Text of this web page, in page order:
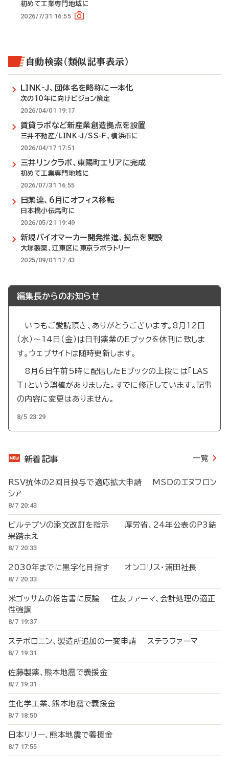
初めて工業専門地域に
2026/7/31 16:55
自動検索（類似記事表示）
LINK-J、団体名を略称に一本化
次の10年に向けビジョン策定
2026/04/01 19:17
賃貸ラボなど新産業創造拠点を設置
三井不動産/LINK-J/SS-F、横浜市に
2026/04/17 17:51
三井リンクラボ、東陽町エリアに完成
初めて工業専門地域に
2026/07/31 16:55
日薬連、6月にオフィス移転
日本橋小伝馬町に
2026/05/21 19:49
新規バイオマーカー開発推進、拠点を開設
大塚製薬、江東区に東京ラボラトリー
2025/09/01 17:43
編集長からのお知らせ
いつもご愛読頂き、ありがとうございます。8月12日
（水）～14日（金）は日刊薬業のEブックを休刊に致しま
す。ウェブサイトは随時更新します。
8月6日午前5時に配信したEブックの上段には「LAS
T」という誤植がありました。すでに修正しています。記事
の内容に変更はありません。
8/5 23:29
新着記事 一覧
RSV抗体の2回目投与で適応拡大申請 MSDのエヌフロン
シア
8/7 20:43
ビルテプソの添文改訂を指示 厚労省、24年公表のP3結
果踏まえ
8/7 20:33
2030年までに黒字化目指す オンコリス・浦田社長
8/7 20:33
米ゴッサムの報告書に反論 住友ファーマ、会計処理の適正
性強調
8/7 19:37
ステボロニン、製造所追加の一変申請 ステラファーマ
8/7 19:31
佐藤製薬、熊本地震で義援金
8/7 19:31
生化学工業、熊本地震で義援金
8/7 18:50
日本リリー、熊本地震で義援金
8/7 17:55